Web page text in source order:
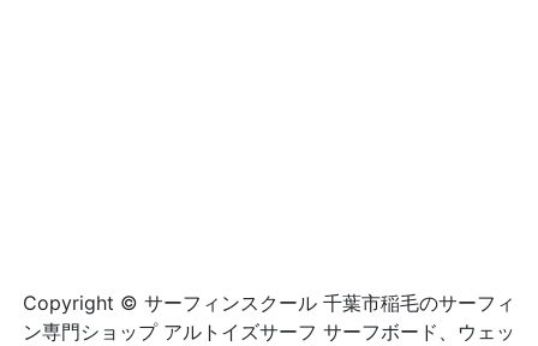
Copyright © サーフィンスクール 千葉市稲毛のサーフィ
ン専門ショップ アルトイズサーフ サーフボード、ウェッ